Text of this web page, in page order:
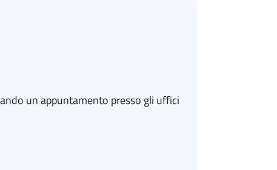
un appuntamento presso gli uffici